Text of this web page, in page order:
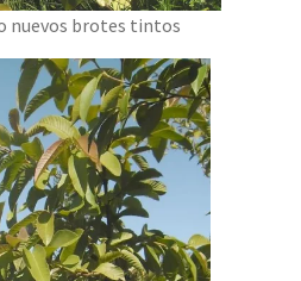
nuevos brotes tintos